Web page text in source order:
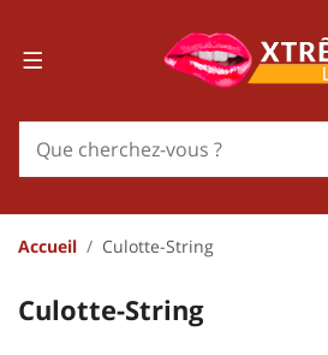
Accueil Culotte-String
Culotte-String